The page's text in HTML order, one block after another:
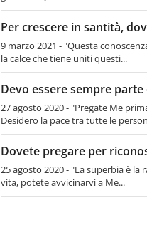
Per crescere in santità,
9 marzo 2021 - "Questa
la calce che tiene uniti questi...
Devo essere sempre
27 agosto 2020 - "Pregate Me
Desidero la pace tra tutte le
Dovete pregare per
25 agosto 2020 - "La superbia è
vita, potete avvicinarvi a Me...